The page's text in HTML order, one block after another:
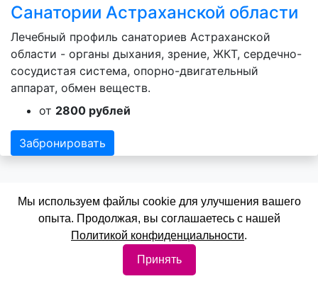
Санатории Астраханской области
Лечебный профиль санаториев Астраханской
области - органы дыхания, зрение, ЖКТ, сердечно-
сосудистая система, опорно-двигательный
аппарат, обмен веществ.
от 2800 рублей
Забронировать
Санатории Дагестана
Лечебный профиль санаториев Республики
Мы используем файлы cookie для улучшения вашего
опыта. Продолжая, вы соглашаетесь с нашей
Политикой конфиденциальности.
Принять